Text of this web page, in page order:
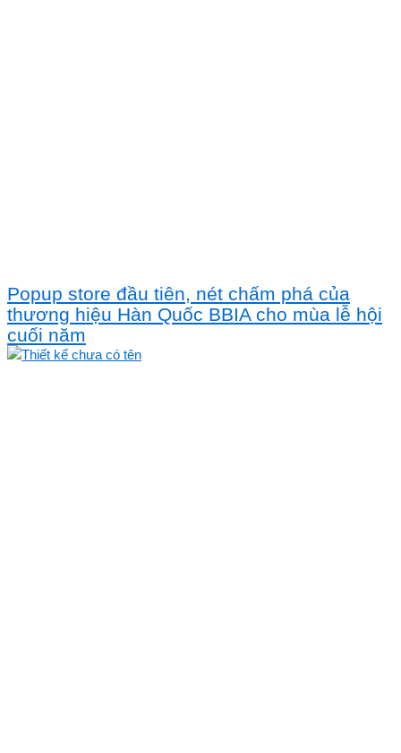
Popup store đầu tiên, nét chấm phá của
thương hiệu Hàn Quốc BBIA cho mùa lễ hội
cuối năm